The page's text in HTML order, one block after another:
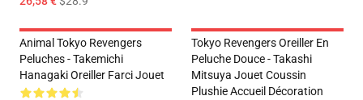
Animal Tokyo Revengers
Peluches - Takemichi
Hanagaki Oreiller Farci Jouet
Tokyo Revengers Oreiller En
Peluche Douce - Takashi
Mitsuya Jouet Coussin
Plushie Accueil Décoration